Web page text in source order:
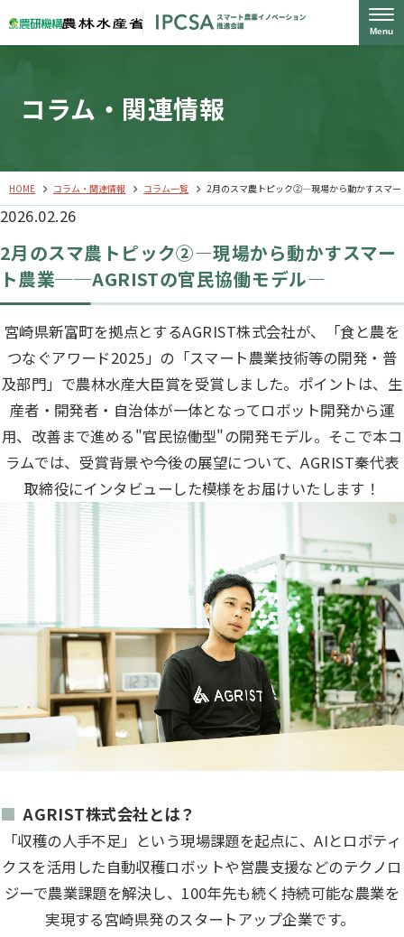
Menu
コラム・関連情報
HOME コラム・関連情報 コラム一覧 2月のスマ農トピック②―現場から動かすスマ
2026.02.26
2月のスマ農トピック②―現場から動かすスマー
ト農業──AGRISTの官民協働モデル―
宮崎県新富町を拠点とするAGRIST株式会社が、「食と農を
つなぐアワード2025」の「スマート農業技術等の開発・普
及部門」で農林水産大臣賞を受賞しました。ポイントは、生
産者・開発者・自治体が一体となってロボット開発から運
用、改善まで進める"官民協働型"の開発モデル。そこで本コ
ラムでは、受賞背景や今後の展望について、AGRIST秦代表
取締役にインタビューした模様をお届けいたします！
AGRIST株式会社とは？
「収穫の人手不足」という現場課題を起点に、AIとロボティ
クスを活用した自動収穫ロボットや営農支援などのテクノロ
ジーで農業課題を解決し、100年先も続く持続可能な農業を
実現する宮崎県発のスタートアップ企業です。